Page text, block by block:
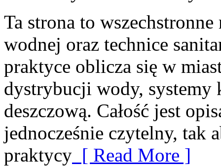
Ta strona to
wodnej oraz technice
praktyce oblicza się w
dystrybucji wody, systemy
deszczową. Całość jest
jednocześnie czytelny, tak
praktycy [ Read More ]